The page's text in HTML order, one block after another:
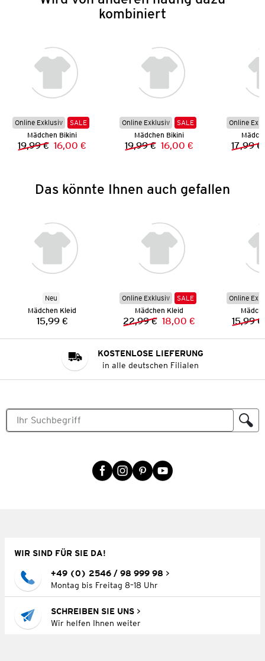
kombiniert
Online Exklusiv
SALE
Mädchen Bikini
Vorheriger Preis:
19,99 € Neuer Preis:
16,00 €
Online Exklusiv
SALE
Mädchen Bikini
Vorheriger Preis:
19,99 € Neuer Preis:
16,00 €
Online
17,99 €
Das könnte Ihnen auch gefallen
Neu
Mädchen Kleid
Preis:
15,99 €
Online Exklusiv
SALE
Mädchen Kleid
Vorheriger Preis:
22,99 € Neuer Preis:
18,00 €
Online
15,99 €
KOSTENLOSE LIEFERUNG
in alle deutschen Filialen
WIR SIND FÜR SIE DA!
+49 (0) 2546 / 98 999 98
Montag bis Freitag 8–18 Uhr
SCHREIBEN SIE UNS
Wir helfen Ihnen weiter